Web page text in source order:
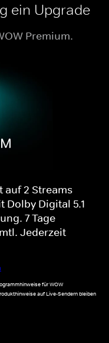
ein Upgrade
Premium.
2 Streams
Dolby Digital 5.1
7 Tage
Jederzeit
für WOW
auf Live-Sendern bleiben